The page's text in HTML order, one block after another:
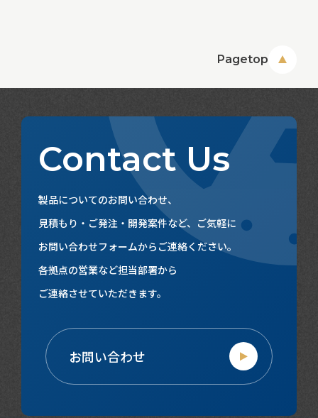
Pagetop
Contact Us
製品についてのお問い合わせ、
見積もり・ご発注・開発案件など、ご気軽に
お問い合わせフォームからご連絡ください。
各拠点の営業など担当部署から
ご連絡させていただきます。
お問い合わせ